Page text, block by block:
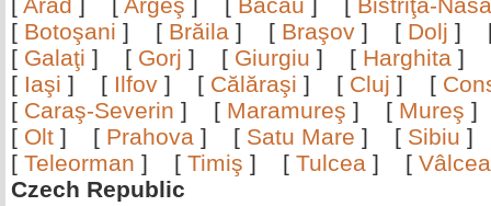
[ Botoşani ] [ Brăila ] [ Braşov ] [ Dolj ]
[ Galaţi ] [ Gorj ] [ Giurgiu ] [ Harghita ]
[ Iaşi ] [ Ilfov ] [ Călăraşi ] [ Cluj ] [
[ Caraş-Severin ] [ Maramureş ] [ Mureş
[ Olt ] [ Prahova ] [ Satu Mare ] [ Sibiu
[ Teleorman ] [ Timiş ] [ Tulcea ] [
Czech Republic